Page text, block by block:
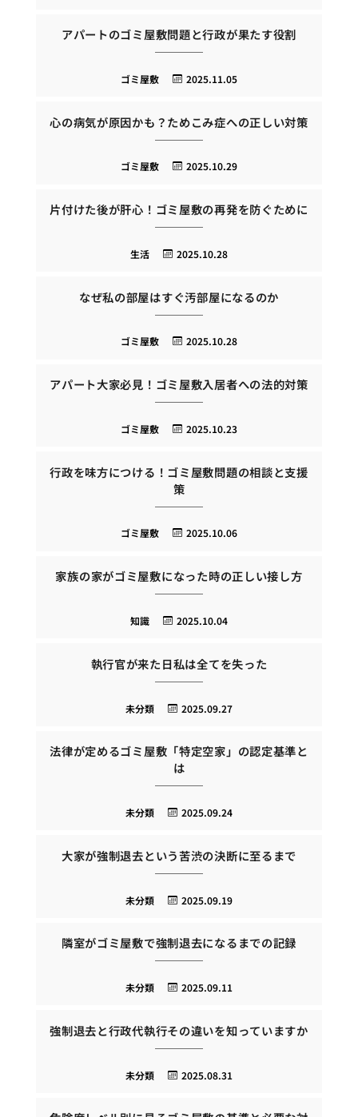
アパートのゴミ屋敷問題と行政が果たす役割
2025.11.05
ゴミ屋敷
心の病気が原因かも？ためこみ症への正しい対策
2025.10.29
ゴミ屋敷
片付けた後が肝心！ゴミ屋敷の再発を防ぐために
2025.10.28
生活
なぜ私の部屋はすぐ汚部屋になるのか
2025.10.28
ゴミ屋敷
アパート大家必見！ゴミ屋敷入居者への法的対策
2025.10.23
ゴミ屋敷
行政を味方につける！ゴミ屋敷問題の相談と支援
策
2025.10.06
ゴミ屋敷
家族の家がゴミ屋敷になった時の正しい接し方
2025.10.04
知識
執行官が来た日私は全てを失った
2025.09.27
未分類
法律が定めるゴミ屋敷「特定空家」の認定基準と
は
2025.09.24
未分類
大家が強制退去という苦渋の決断に至るまで
2025.09.19
未分類
隣室がゴミ屋敷で強制退去になるまでの記録
2025.09.11
未分類
強制退去と行政代執行その違いを知っていますか
2025.08.31
未分類